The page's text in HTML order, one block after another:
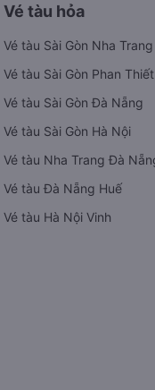
Vé tàu hỏa
Vé tàu Sài Gòn Nha Trang
Vé tàu Sài Gòn Phan Thiết
Vé tàu Sài Gòn Đà Nẵng
Vé tàu Sài Gòn Hà Nội
Vé tàu Nha Trang Đà
Vé tàu Đà Nẵng Huế
Vé tàu Hà Nội Vinh